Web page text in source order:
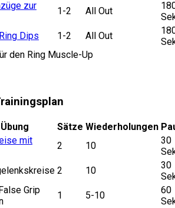
zur
1-2 All Out
Dips
1-2 All Out
den Ring Muscle-Up
Übung Sätze Wiederholungen
mit
2 10
30
2 10
30
Grip
1 5-10
60